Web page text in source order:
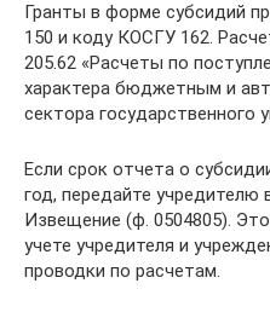
Гранты в форме субсидий
150 и коду КОСГУ 162.
205.62 «Расчеты по
характера бюджетным и
сектора государственного
Если срок отчета о
год, передайте учредителю
Извещение (ф. 0504805).
учете учредителя и
проводки по расчетам.